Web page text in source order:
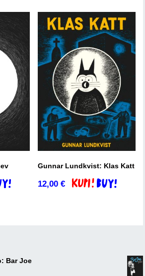
Gunnar Lundkvist: Klas Katt
12,00€ Dodaj v košarico
Bar Joe